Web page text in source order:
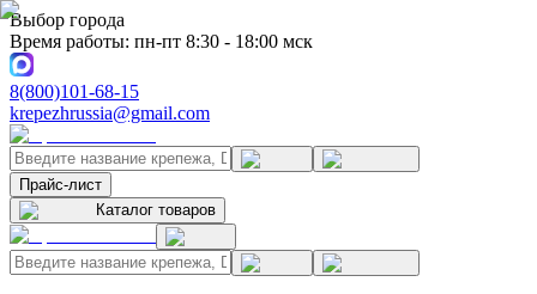
Выбор города
Время работы: пн-пт 8:30 - 18:00 мск
8(800)101-68-15
krepezhrussia@gmail.com
Прайс-лист
Каталог товаров